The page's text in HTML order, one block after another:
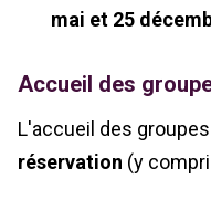
mai et 25
Accueil des
L'accueil des
réservation (y